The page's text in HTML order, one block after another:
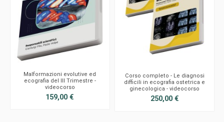
Malformazioni evolutive ed
ecografia del III Trimestre -
videocorso
159,00 €
Corso completo - Le diagnosi
difficili in ecografia ostetrica e
ginecologica - videocorso
250,00 €